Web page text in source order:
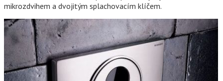
mikrozdvihem a dvojitým splachovacím klíčem.